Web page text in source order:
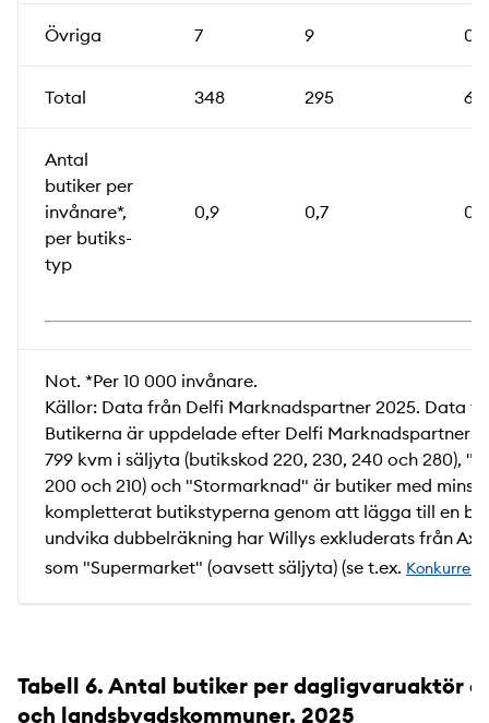
Övriga 7 9 0
Total 348 295 62
Antal
butiker per
invånare*,
per butiks­
typ
0,9 0,7 0,2
Not. *Per 10 000 invånare.
Källor: Data från Delfi Marknadspartner 2025. Data
Butikerna är uppdelade efter Delfi
799 kvm i säljyta (butikskod 220, 230, 240 och 280),
200 och 210) och "Stormarknad" är butiker med minst
kompletterat butikstyperna genom att lägga till en
undvika dubbelräkning har Willys exkluderats från
som "Supermarket" (oavsett säljyta) (se t.ex.
Tabell 6. Antal butiker per dagligvaruaktör
och landsbygdskommuner, 2025